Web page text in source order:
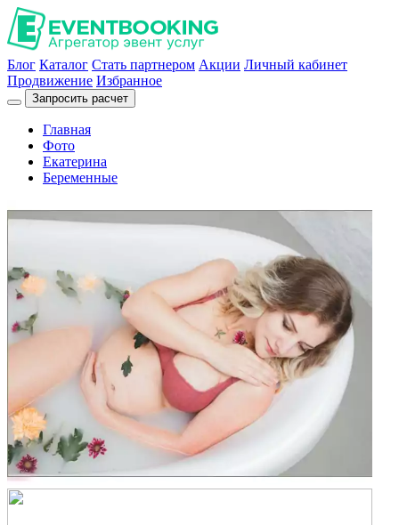
Блог Каталог Стать партнером Акции Личный кабинет
Продвижение Избранное
Запросить расчет
Главная
Фото
Екатерина
Беременные